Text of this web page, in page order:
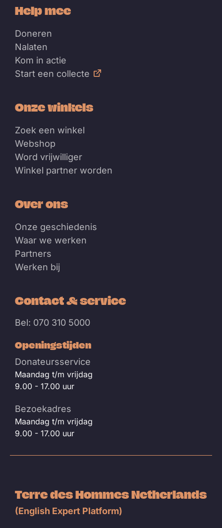
Help mee
Doneren
Nalaten
Kom in actie
Start een collecte
Onze winkels
Zoek een winkel
Webshop
Word vrijwilliger
Winkel partner worden
Over ons
Onze geschiedenis
Waar we werken
Partners
Werken bij
Contact & service
Bel: 070 310 5000
Openingstijden
Donateursservice
Maandag t/m vrijdag
9.00 - 17.00 uur
Bezoekadres
Maandag t/m vrijdag
9.00 - 17.00 uur
Terre des Hommes Netherlands
(English Expert Platform)